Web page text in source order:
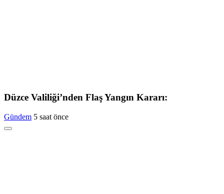
Düzce Valiliği’nden Flaş Yangın Kararı:
Gündem 5 saat önce